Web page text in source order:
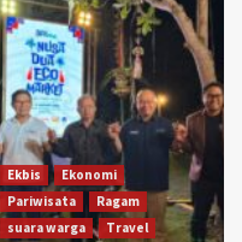
Ekbis
Ekonomi
Pariwisata
Ragam
suara warga
Travel